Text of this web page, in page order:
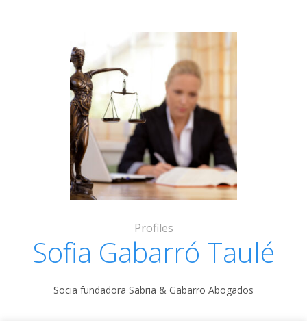
Profiles
Sofia Gabarró Taulé
Socia fundadora Sabria & Gabarro Abogados